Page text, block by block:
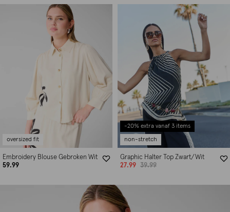
oversized fit
Embroidery Blouse Gebroken Wit
59.99
-20% extra vanaf 3 items
non-stretch
Graphic Halter Top Zwart/Wit
27.99
39.99